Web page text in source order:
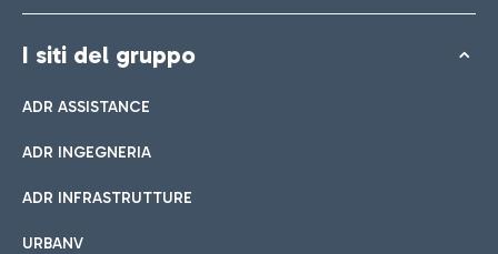
I siti del gruppo
ADR ASSISTANCE
ADR INGEGNERIA
ADR INFRASTRUTTURE
URBANV